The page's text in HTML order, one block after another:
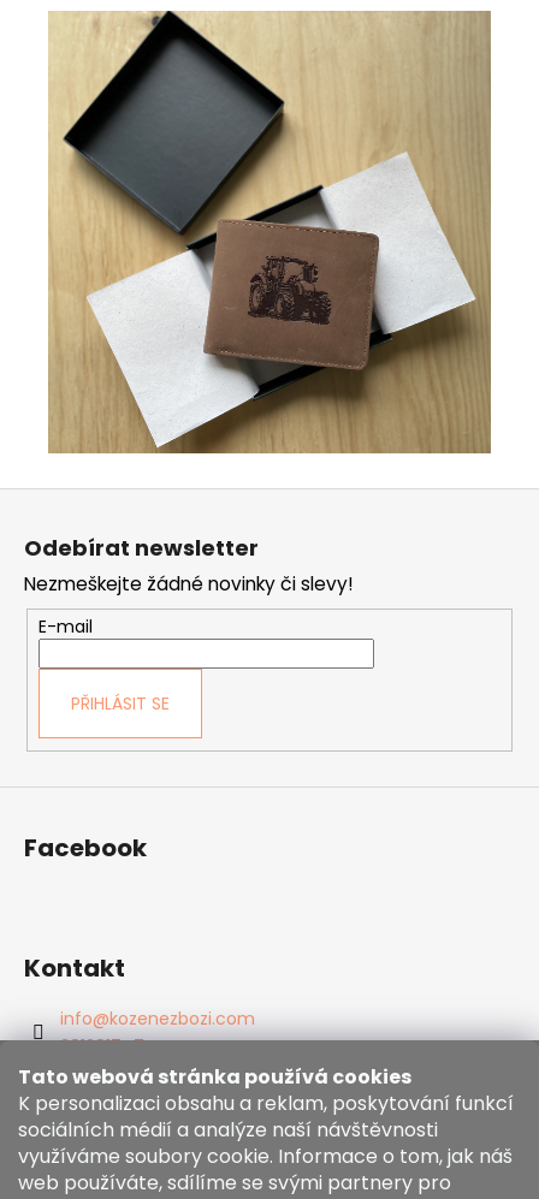
Tato webová stránka používá cookies
K personalizaci obsahu a reklam, poskytování funkcí
sociálních médií a analýze naší návštěvnosti
využíváme soubory cookie. Informace o tom, jak náš
web používáte, sdílíme se svými partnery pro
Z
Odebírat newsletter
Nezmeškejte žádné novinky či slevy!
E-mail
PŘIHLÁSIT SE
Facebook
Kontakt
info@kozenezbozi.com
381281747
603225633
https://www.facebook.com/kozenezbozi/
Informace pro vás